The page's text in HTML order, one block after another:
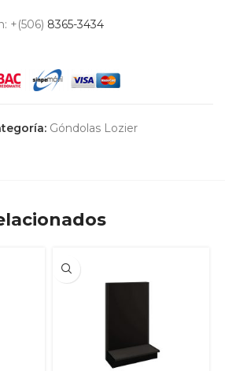
+(506) 8365-3434
Góndolas Lozier